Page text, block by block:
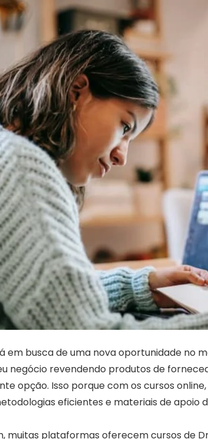
em busca de uma nova oportunidade no
negócio revendendo produtos de
opção. Isso porque com os cursos
eficientes e materiais de apoio
muitas plataformas oferecem cursos de